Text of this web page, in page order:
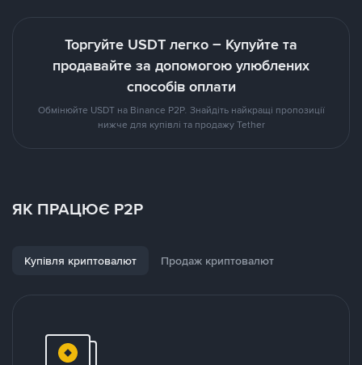
Торгуйте USDT легко – Купуйте та
продавайте за допомогою улюблених
способів оплати
Обмінюйте USDT на Binance P2P. Знайдіть найкращі пропозиції
нижче для купівлі та продажу Tether
ЯК ПРАЦЮЄ P2P
Купівля криптовалют Продаж криптовалют